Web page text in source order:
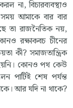
না, বিচারব্যবস্থাও
আমাকে বার বার
তা রাজনৈতিক নয়,
রক্ষাকবচ চীনের
কী? সমাজতান্ত্রিক
হয়নি। কোনও পথ কেউ
পার্টিই শেষ পর্যন্ত
আর যদি না থাকে?